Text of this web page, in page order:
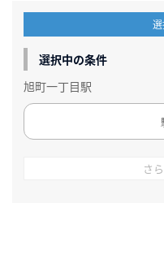
選択中の条件
旭町一丁目駅
さ